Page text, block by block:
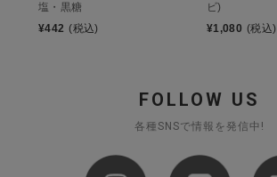
塩・黒糖
¥442 (税込)
ビ)
¥1,080 (税込)
FOLLOW US
各種SNSで情報を発信中!